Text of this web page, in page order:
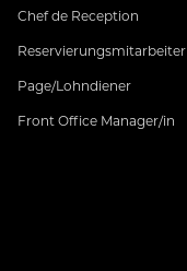
Chef de Reception
Reservierungsmitarbeiter
Page/Lohndiener
Front Office Manager/in